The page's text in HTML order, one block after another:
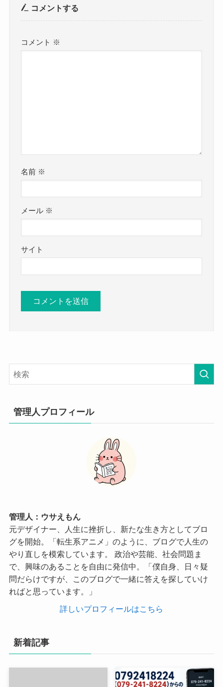
コメントする
コメント ※
名前 ※
メール ※
サイト
管理人プロフィール
管理人：ウサえもん
元デザイナー、人生に挫折し、新たな生き方としてブロ
グを開始。「転生系アニメ」のように、ブログで人生の
やり直しを模索しています。 政治や芸能、社会問題ま
で、興味のあることを自由に発信中。「僕自身、日々疑
問だらけですが、このブログで一緒に答えを探していけ
ればと思っています。」
詳しいプロフィールはこちら
新着記事